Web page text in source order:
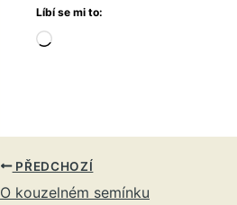
Líbí se mi to:
Načítání…
PŘEDCHOZÍ
O kouzelném semínku